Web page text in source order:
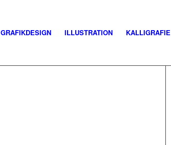
GRAFIKDESIGN ILLUSTRATION KALLIGRAFIE